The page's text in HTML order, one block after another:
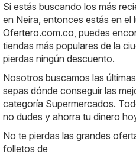
Si estás buscando los más
en Neira, entonces estás en
Ofertero.com.co, puedes
tiendas más populares de la
pierdas ningún descuento.
Nosotros buscamos las
sepas dónde conseguir las
categoría Supermercados.
no dudes y ahorra tu dinero
No te pierdas las grandes
folletos de